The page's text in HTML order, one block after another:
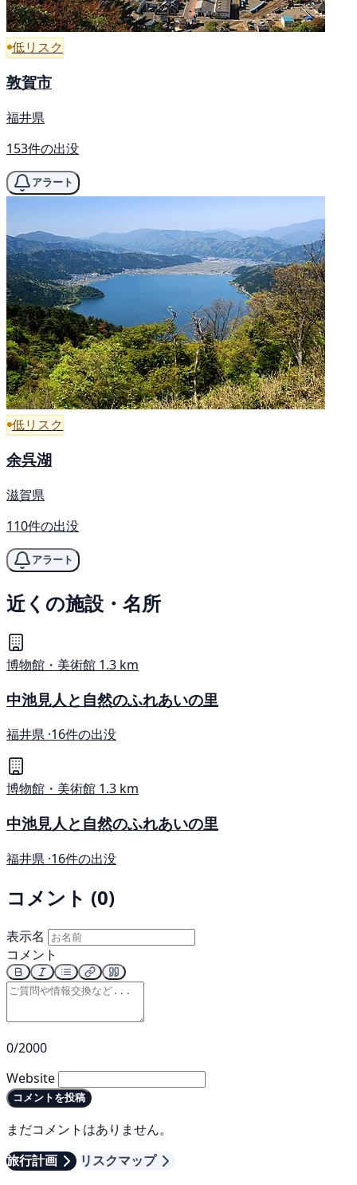
低リスク
敦賀市
福井県
153件の出没
アラート
低リスク
余呉湖
滋賀県
110件の出没
アラート
近くの施設・名所
博物館・美術館 1.3 km
中池見人と自然のふれあいの里
福井県 ·16件の出没
博物館・美術館 1.3 km
中池見人と自然のふれあいの里
福井県 ·16件の出没
コメント (0)
表示名
コメント
0/2000
Website
コメントを投稿
まだコメントはありません。
旅行計画
リスクマップ